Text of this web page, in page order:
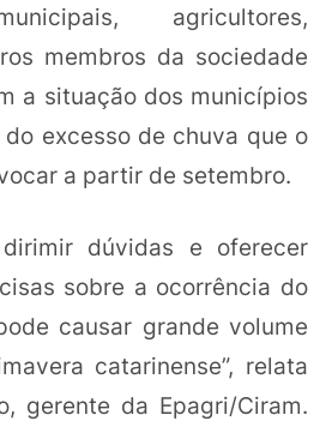
agricultores,
membros da sociedade
a situação dos municípios
excesso de chuva que o
a partir de setembro.
dúvidas e oferecer
sobre a ocorrência do
causar grande volume
catarinense”, relata
gerente da Epagri/Ciram.